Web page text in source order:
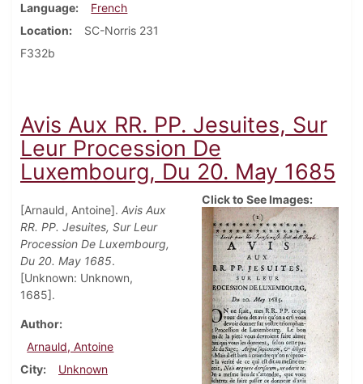
Language
French
Location
SC-Norris 231
F332b
Avis Aux RR. PP. Jesuites, Sur
Leur Procession De
Luxembourg, Du 20. May 1685
[Arnauld, Antoine]. Avis Aux
RR. PP. Jesuites, Sur Leur
Procession De Luxembourg,
Du 20. May 1685.
[Unknown: Unknown,
1685].
Author
Arnauld, Antoine
City
Unknown
Click to See Images: